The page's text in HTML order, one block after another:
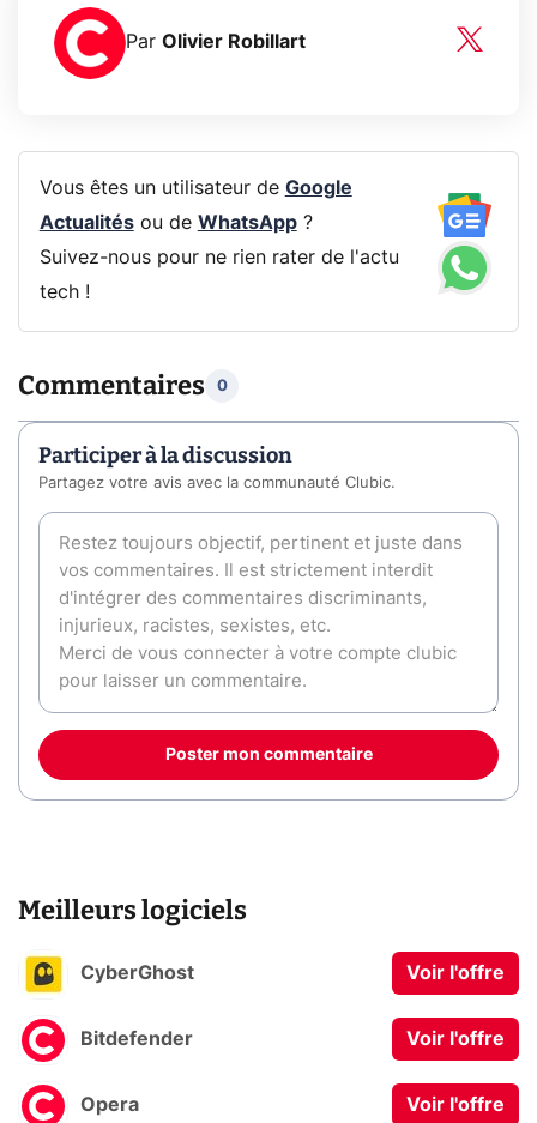
Par Olivier Robillart
Vous êtes un utilisateur de Google
Actualitésou de WhatsApp?
Suivez-nous pour ne rien rater de l'actu
tech !
Commentaires 0
Participer à la discussion
Partagez votre avis avec la communauté Clubic.
Poster mon commentaire
Meilleurs logiciels
CyberGhost Voir l'offre
Bitdefender Voir l'offre
Opera Voir l'offre